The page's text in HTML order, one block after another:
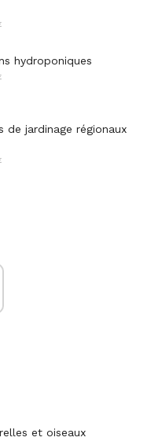
hydroponiques
de jardinage régionaux
et oiseaux